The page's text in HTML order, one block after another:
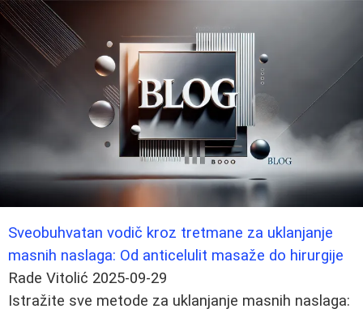
Sveobuhvatan vodič kroz tretmane za uklanjanje
masnih naslaga: Od anticelulit masaže do hirurgije
Rade Vitolić 2025-09-29
Istražite sve metode za uklanjanje masnih naslaga: